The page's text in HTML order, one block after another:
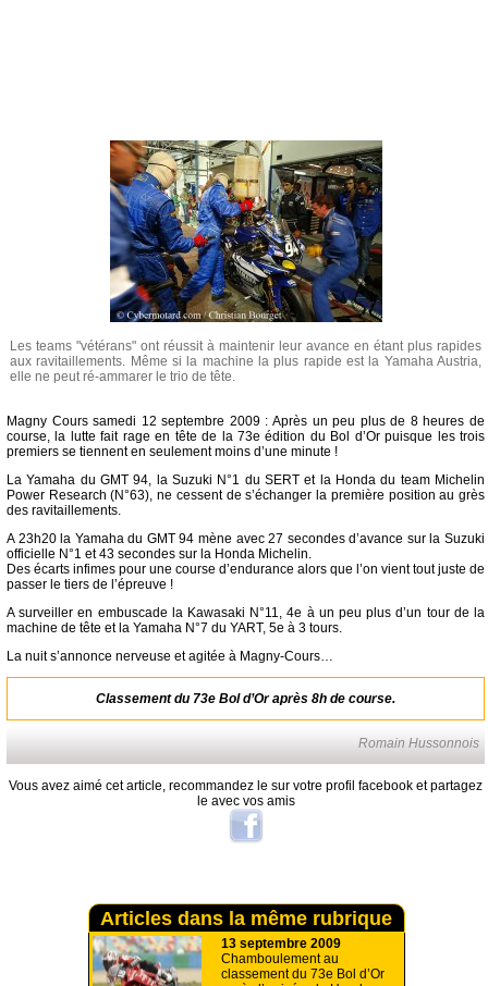
Les teams "vétérans" ont réussit à maintenir leur avance en étant plus rapides
aux ravitaillements. Même si la machine la plus rapide est la Yamaha Austria,
elle ne peut ré-ammarer le trio de tête.
Magny Cours samedi 12 septembre 2009 : Après un peu plus de 8 heures de
course, la lutte fait rage en tête de la 73e édition du Bol d’Or puisque les trois
premiers se tiennent en seulement moins d’une minute !
La Yamaha du GMT 94, la Suzuki N°1 du SERT et la Honda du team Michelin
Power Research (N°63), ne cessent de s’échanger la première position au grès
des ravitaillements.
A 23h20 la Yamaha du GMT 94 mène avec 27 secondes d’avance sur la Suzuki
officielle N°1 et 43 secondes sur la Honda Michelin.
Des écarts infimes pour une course d’endurance alors que l’on vient tout juste de
passer le tiers de l’épreuve !
A surveiller en embuscade la Kawasaki N°11, 4e à un peu plus d’un tour de la
machine de tête et la Yamaha N°7 du YART, 5e à 3 tours.
La nuit s’annonce nerveuse et agitée à Magny-Cours…
Classement du 73e Bol d’Or après 8h de course.
Romain Hussonnois
Vous avez aimé cet article, recommandez le sur votre profil facebook et partagez
le avec vos amis
Articles dans la même rubrique
13 septembre 2009
Chamboulement au
classement du 73e Bol d’Or